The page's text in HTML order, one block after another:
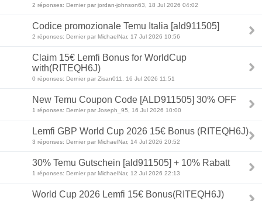
2 réponses: Dernier par jordan-johnson63, 18 Jul 2026 04:02
Codice promozionale Temu Italia [ald911505]
2 réponses: Dernier par MichaelNar, 17 Jul 2026 10:56
Claim 15€ Lemfi Bonus for WorldCup
with(RITEQH6J)
0 réponses: Dernier par Zisan011, 16 Jul 2026 11:51
New Temu Coupon Code [ALD911505] 30% OFF
1 réponses: Dernier par Joseph_95, 16 Jul 2026 10:00
Lemfi GBP World Cup 2026 15€ Bonus (RITEQH6J)
3 réponses: Dernier par MichaelNar, 14 Jul 2026 20:52
30% Temu Gutschein [ald911505] + 10% Rabatt
1 réponses: Dernier par MichaelNar, 12 Jul 2026 22:13
World Cup 2026 Lemfi 15€ Bonus(RITEQH6J)